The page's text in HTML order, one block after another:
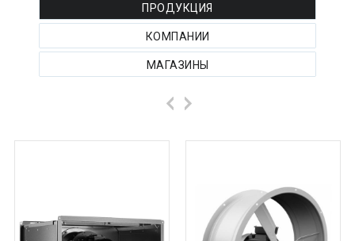
ПРОДУКЦИЯ
КОМПАНИИ
МАГАЗИНЫ